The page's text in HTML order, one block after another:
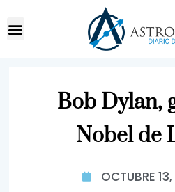
Bob Dylan,
Nobel de
OCTUBRE